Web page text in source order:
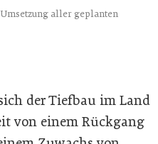
aller geplanten
der Tiefbau im Land
von einem Rückgang